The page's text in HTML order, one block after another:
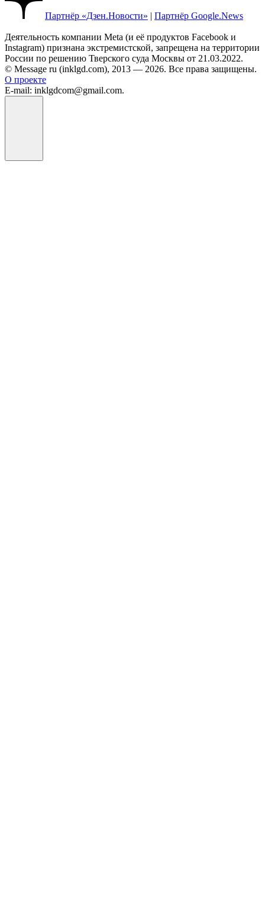
Партнёр «Дзен.Новости» | Партнёр Google.News
Деятельность компании Meta (и её продуктов Facebook и
Instagram) признана экстремистской, запрещена на территории
России по решению Тверского суда Москвы от 21.03.2022.
© Message ru (inklgd.com), 2013 — 2026. Все права защищены.
О проекте
E-mail: inklgdcom@gmail.com.